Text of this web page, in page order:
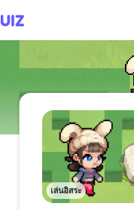
เล่นอิสระ